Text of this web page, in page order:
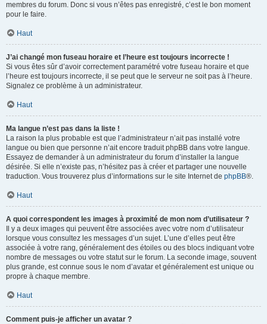
membres du forum. Donc si vous n’êtes pas enregistré, c’est le bon moment
pour le faire.
Haut
J’ai changé mon fuseau horaire et l’heure est toujours incorrecte !
Si vous êtes sûr d’avoir correctement paramétré votre fuseau horaire et que
l’heure est toujours incorrecte, il se peut que le serveur ne soit pas à l’heure.
Signalez ce problème à un administrateur.
Haut
Ma langue n’est pas dans la liste !
La raison la plus probable est que l’administrateur n’ait pas installé votre
langue ou bien que personne n’ait encore traduit phpBB dans votre langue.
Essayez de demander à un administrateur du forum d’installer la langue
désirée. Si elle n’existe pas, n’hésitez pas à créer et partager une nouvelle
traduction. Vous trouverez plus d’informations sur le site Internet de phpBB®.
Haut
A quoi correspondent les images à proximité de mon nom d’utilisateur ?
Il y a deux images qui peuvent être associées avec votre nom d’utilisateur
lorsque vous consultez les messages d’un sujet. L’une d’elles peut être
associée à votre rang, généralement des étoiles ou des blocs indiquant votre
nombre de messages ou votre statut sur le forum. La seconde image, souvent
plus grande, est connue sous le nom d’avatar et généralement est unique ou
propre à chaque membre.
Haut
Comment puis-je afficher un avatar ?